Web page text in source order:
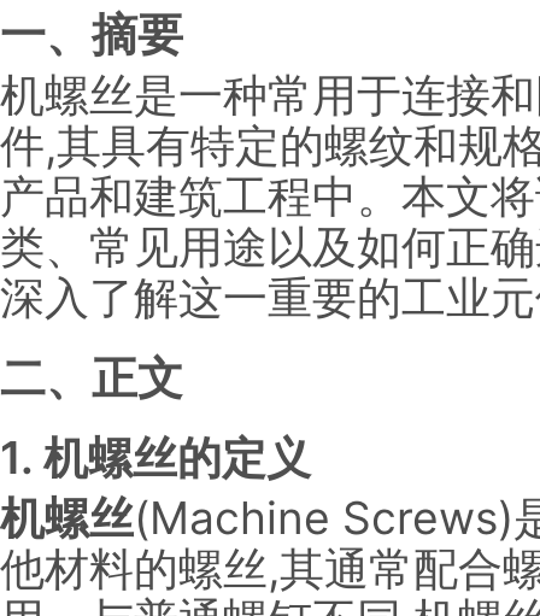
一、摘要
机螺丝是一种常用于连接
件,其具有特定的螺纹和规
产品和建筑工程中。本文
类、常见用途以及如何正
深入了解这一重要的工业
二、正文
1. 机螺丝的定义
机螺丝(Machine Screws)
他材料的螺丝,其通常配合